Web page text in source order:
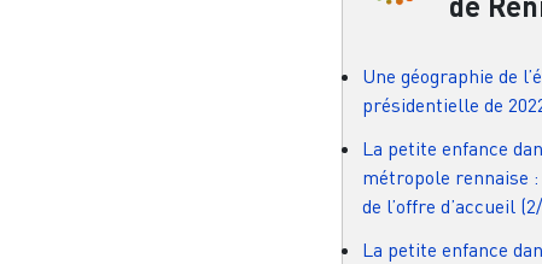
Une géographie de
présidentielle de
La petite enfance
métropole rennaise
de l’offre d’accueil
La petite enfance